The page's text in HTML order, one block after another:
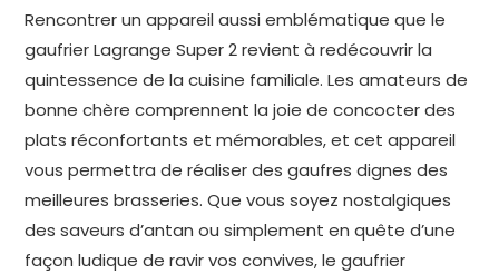
Rencontrer un appareil aussi emblématique que le
gaufrier Lagrange Super 2 revient à redécouvrir la
quintessence de la cuisine familiale. Les amateurs de
bonne chère comprennent la joie de concocter des
plats réconfortants et mémorables, et cet appareil
vous permettra de réaliser des gaufres dignes des
meilleures brasseries. Que vous soyez nostalgiques
des saveurs d’antan ou simplement en quête d’une
façon ludique de ravir vos convives, le gaufrier